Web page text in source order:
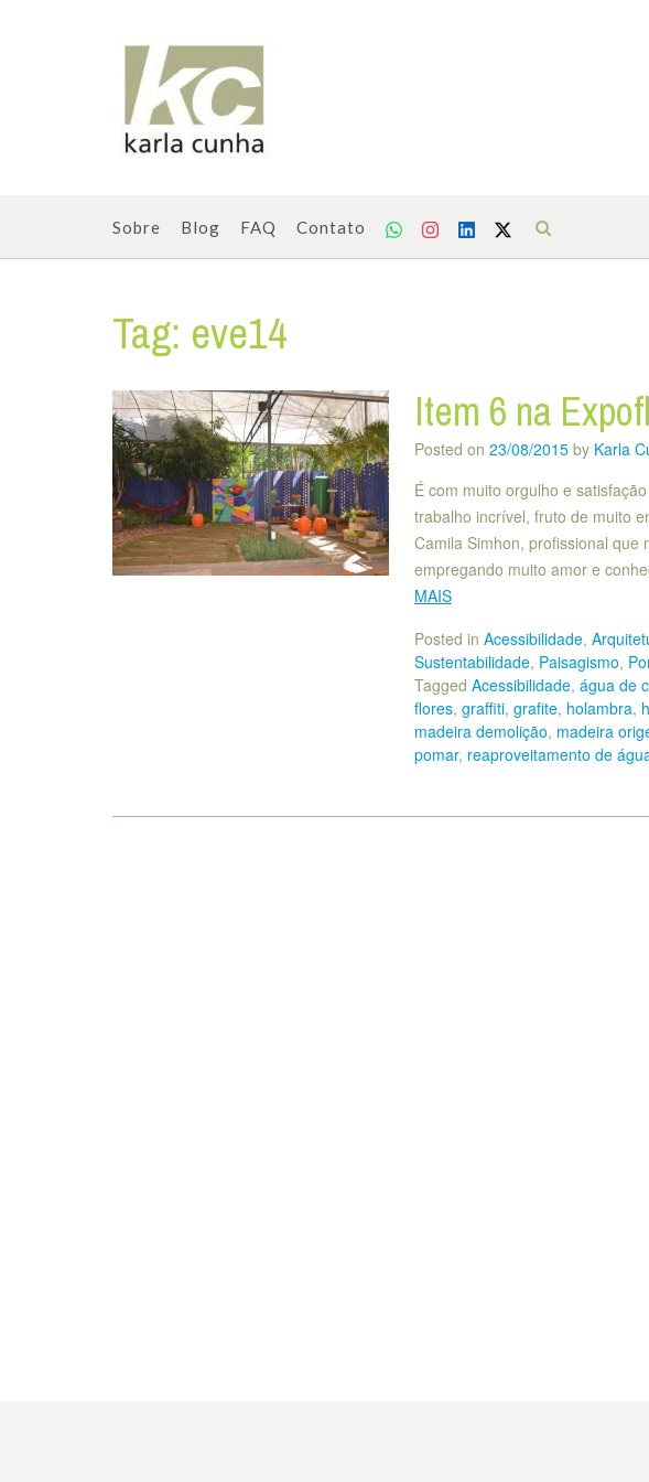
Sobre Blog FAQ Contato
Tag: eve14
Item 6 na
Posted on 23/08/2015by Karla
É com muito orgulho e
trabalho incrível, fruto de muito
Camila Simhon, profissional
empregando muito amor e
MAIS
Posted in Acessibilidade,
Sustentabilidade, Paisagismo,
Tagged Acessibilidade, água de
flores, graffiti, grafite, holambra,
madeira demolição, madeira
pomar, reaproveitamento de